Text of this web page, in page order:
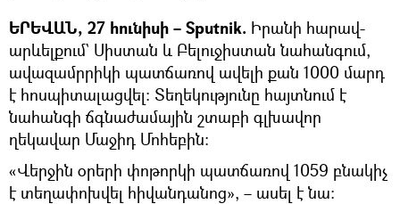
ԵՐԵՎԱՆ, 27 հունիսի – Sputnik. Իրանի հարավ-
արևելքում` Սիստան և Բելուջիստան նահանգում,
ավազամրրիկի պատճառով ավելի քան 1000 մարդ
է հոսպիտալացվել: Տեղեկությունը հայտնում է
նահանգի ճգնաժամային շտաբի գլխավոր
ղեկավար Մաջիդ Մոհեբին։
«Վերջին օրերի փոթորկի պատճառով 1059 բնակիչ
է տեղափոխվել հիվանդանոց», – ասել է նա: